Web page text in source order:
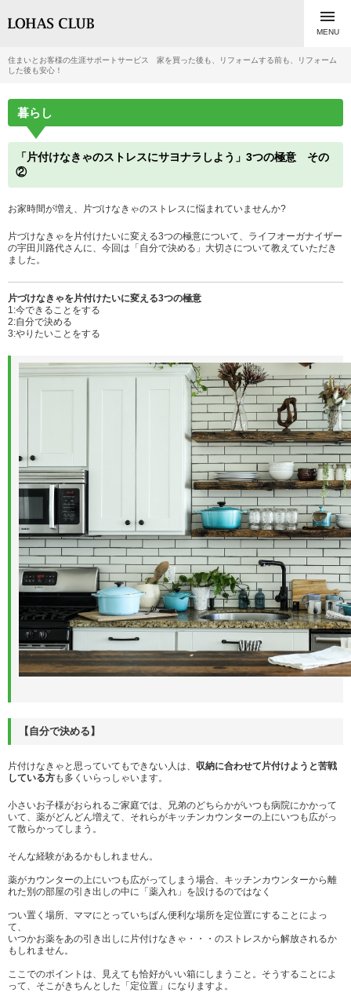

MENU
住まいとお客様の生涯サポートサービス 家を買った後も、リフォームする前も、リフォーム
した後も安心！
暮らし
「片付けなきゃのストレスにサヨナラしよう」3つの極意 その
②
お家時間が増え、片づけなきゃのストレスに悩まれていませんか?
片づけなきゃを片付けたいに変える3つの極意について、ライフオーガナイザー
の宇田川路代さんに、今回は「自分で決める」大切さについて教えていただき
ました。
片づけなきゃを片付けたいに変える3つの極意
1:今できることをする
2:自分で決める
3:やりたいことをする
【自分で決める】
片付けなきゃと思っていてもできない人は、 収納に合わせて片付けようと苦戦
している方も多くいらっしゃいます。
小さいお子様がおられるご家庭では、兄弟のどちらかがいつも病院にかかって
いて、薬がどんどん増えて、それらがキッチンカウンターの上にいつも広がっ
て散らかってしまう。
そんな経験があるかもしれません。
薬がカウンターの上にいつも広がってしまう場合、キッチンカウンターから離
れた別の部屋の引き出しの中に「薬入れ」を設けるのではなく
つい置く場所、ママにとっていちばん便利な場所を定位置にすることによっ
て、
いつかお薬をあの引き出しに片付けなきゃ・・・のストレスから解放されるか
もしれません。
ここでのポイントは、見えても恰好がいい箱にしまうこと。そうすることによ
って、そこがきちんとした「定位置」になりますよ。